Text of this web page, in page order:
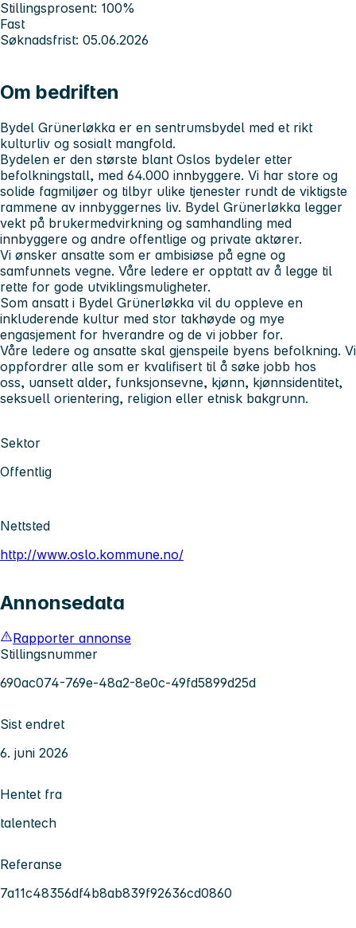
Stillingsprosent: 100%
Fast
Søknadsfrist: 05.06.2026
Om bedriften
Bydel Grünerløkka er en sentrumsbydel med et rikt
kulturliv og sosialt mangfold.
Bydelen er den største blant Oslos bydeler etter
befolkningstall, med 64.000 innbyggere. Vi har store og
solide fagmiljøer og tilbyr ulike tjenester rundt de viktigste
rammene av innbyggernes liv. Bydel Grünerløkka legger
vekt på brukermedvirkning og samhandling med
innbyggere og andre offentlige og private aktører.
Vi ønsker ansatte som er ambisiøse på egne og
samfunnets vegne. Våre ledere er opptatt av å legge til
rette for gode utviklingsmuligheter.
Som ansatt i Bydel Grünerløkka vil du oppleve en
inkluderende kultur med stor takhøyde og mye
engasjement for hverandre og de vi jobber for.
Våre ledere og ansatte skal gjenspeile byens befolkning. Vi
oppfordrer alle som er kvalifisert til å søke jobb hos
oss, uansett alder, funksjonsevne, kjønn, kjønnsidentitet,
seksuell orientering, religion eller etnisk bakgrunn.
Sektor
Offentlig
Nettsted
http://www.oslo.kommune.no/
Annonsedata
Rapporter annonse
Stillingsnummer
690ac074-769e-48a2-8e0c-49fd5899d25d
Sist endret
6. juni 2026
Hentet fra
talentech
Referanse
7a11c48356df4b8ab839f92636cd0860